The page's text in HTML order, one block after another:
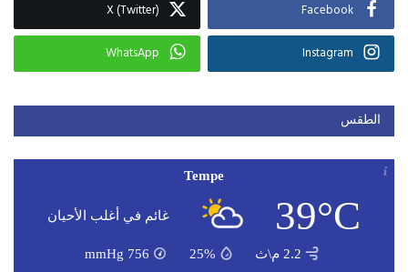
Facebook
X (Twitter)
Instagram
WhatsApp
الطقس
Tempe
39°C غائم في أغلب الأحيان
2.2 م\ث 25%
756
mmHg